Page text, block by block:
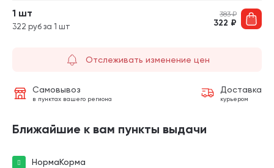
1 шт
322 руб за 1 шт
383₽
322 ₽
Отслеживать изменение цен
Самовывоз
в пунктах вашего региона
Доставка
курьером
Ближайшие к вам пункты выдачи
НормаКорма